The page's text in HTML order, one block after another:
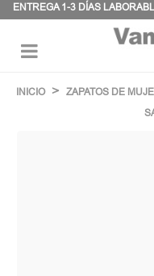
ENTREGA 1-3 DÍAS
de
palanca
INICIO ZAPATOS DE
Panel de gestión de cookies